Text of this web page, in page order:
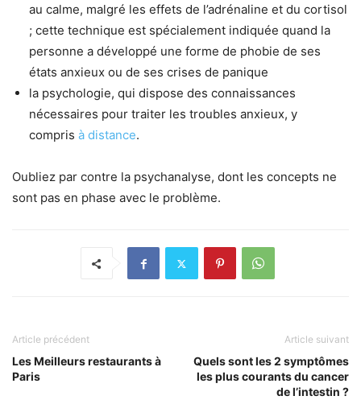
au calme, malgré les effets de l’adrénaline et du cortisol
; cette technique est spécialement indiquée quand la
personne a développé une forme de phobie de ses
états anxieux ou de ses crises de panique
la psychologie, qui dispose des connaissances
nécessaires pour traiter les troubles anxieux, y
compris à distance​.
Oubliez par contre la psychanalyse, dont les concepts ne
sont pas en phase avec le problème.
Article précédent
Les Meilleurs restaurants à
Paris
Article suivant
Quels sont les 2 symptômes
les plus courants du cancer
de l’intestin ?